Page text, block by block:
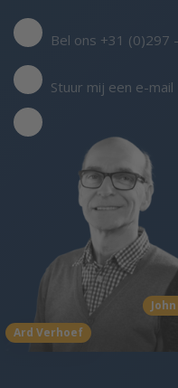
Ard Verhoef
Bel ons +31 (0)297
Stuur mij een e-mail